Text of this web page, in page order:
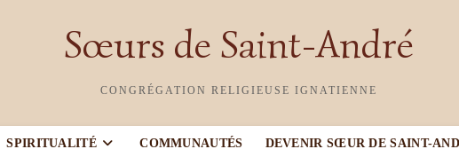
Sœurs de Saint-André
CONGRÉGATION RELIGIEUSE IGNATIENNE
SPIRITUALITÉ COMMUNAUTÉS DEVENIR SŒUR DE SAINT-